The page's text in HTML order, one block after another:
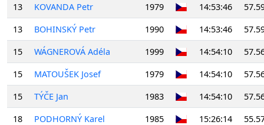
13
KOVANDA Petr 1979 14:53:46
13
BOHINSKÝ Petr 1990 14:53:46
15
WÁGNEROVÁ Adéla 1999 14:54:10
15
MATOUŠEK Josef 1979 14:54:10
15
TÝČE Jan 1983 14:54:10
18
PODHORNÝ Karel 1985 15:26:14